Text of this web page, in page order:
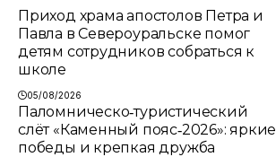
Приход храма апостолов Петра и
Павла в Североуральске помог
детям сотрудников собраться к
школе
05/08/2026
Паломническо‑туристический
слёт «Каменный пояс‑2026»: яркие
победы и крепкая дружба